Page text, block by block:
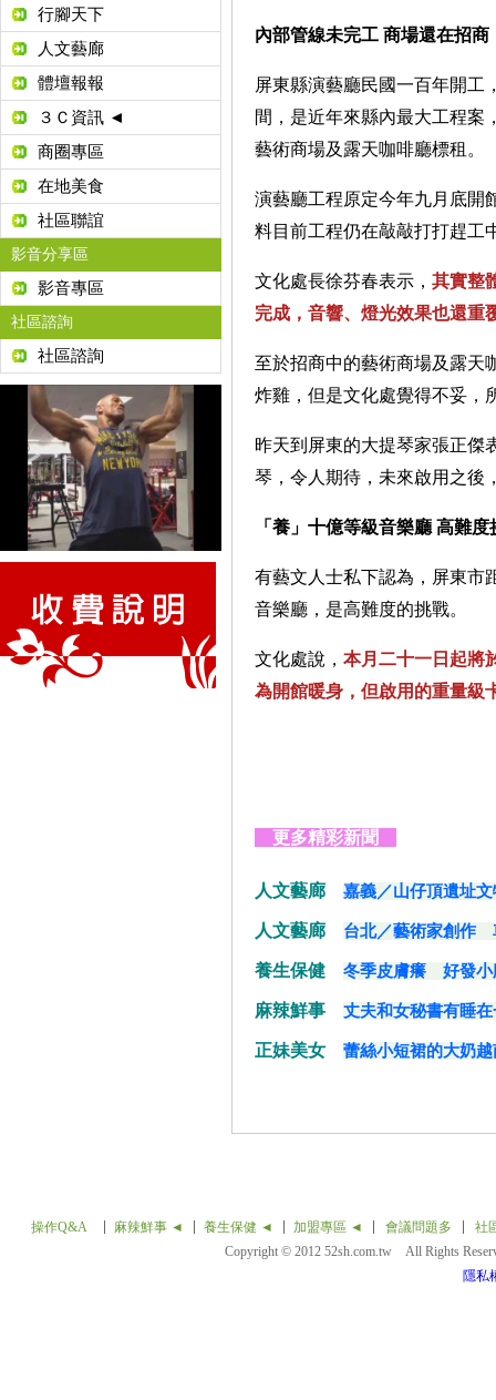
行腳天下
人文藝廊
體壇報報
３Ｃ資訊 ◄
商圈專區
在地美食
社區聯誼
影音分享區
影音專區
社區諮詢
社區諮詢
內部管線未完工 商場還在招商
屏東縣演藝廳民國一百年開工
間，是近年來縣內最大工程案
藝術商場及露天咖啡廳標租。
演藝廳工程原定今年九月底開
料目前工程仍在敲敲打打趕工
文化處長徐芬春表示， 其實整
完成，音響、燈光效果也還重
至於招商中的藝術商場及露天
炸雞，但是文化處覺得不妥，
昨天到屏東的大提琴家張正傑
琴，令人期待，未來啟用之後
「養」十億等級音樂廳 高難度
有藝文人士私下認為，屏東市
音樂廳，是高難度的挑戰。
文化處說， 本月二十一日起將
為開館暖身，但啟用的重量級
更多精彩新聞
人文藝廊 嘉義／山仔頂遺址
人文藝廊 台北／藝術家創作
養生保健 冬季皮膚癢 好發小
麻辣鮮事 丈夫和女秘書有睡
正妹美女 蕾絲小短裙的大奶
操作Q&A 麻辣鮮事 ◄ 養生保健 ◄ 加盟專區 ◄ 會議問題多
社
Copyright © 2012 52sh.com.tw All Rights
隱私